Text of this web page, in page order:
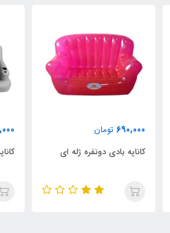
1,040,000 تومان
کاناپه راحتی دونفره بادی